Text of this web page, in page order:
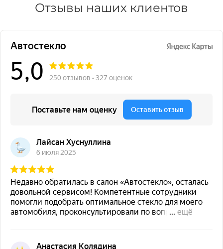
Отзывы наших клиентов